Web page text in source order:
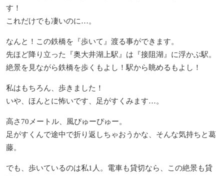
す！
これだけでも凄いのに…。
なんと！この鉄橋を『歩いて』渡る事ができます。
先ほど降り立った『奥大井湖上駅』は『接阻湖』に浮かぶ駅。
絶景を見ながら鉄橋を歩くもよし！駅から眺めるもよし！
私はもちろん、歩きました！
いや、ほんとに怖いです、足がすくみます…。
高さ70メートル、風ぴゅーぴゅー。
足がすくんで途中で折り返しちゃおうかな、そんな気持ちと葛
藤。
でも、歩いているのは私1人。電車も貸切なら、この絶景も貸